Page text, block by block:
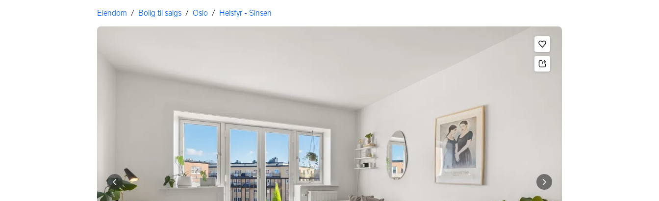
Her er du
Eiendom / Bolig til salgs / Oslo / Helsfyr - Sinsen
Bildegalleri
Legg til som favoritt.